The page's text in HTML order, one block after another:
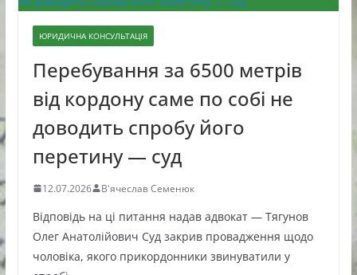
ЮРИДИЧНА КОНСУЛЬТАЦІЯ
Перебування за 6500 метрів
від кордону саме по собі не
доводить спробу його
перетину — суд
12.07.2026 В'ячеслав Семенюк
Відповідь на ці питання надав адвокат — Тягунов
Олег Анатолійович Суд закрив провадження щодо
чоловіка, якого прикордонники звинуватили у